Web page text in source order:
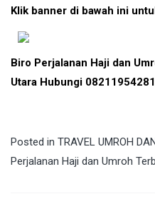
Klik banner di bawah ini
Biro Perjalanan Haji dan
Utara Hubungi
Posted in TRAVEL UMROH
Perjalanan Haji dan Umroh